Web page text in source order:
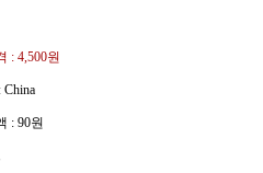
: 4,500원
China
: 90원